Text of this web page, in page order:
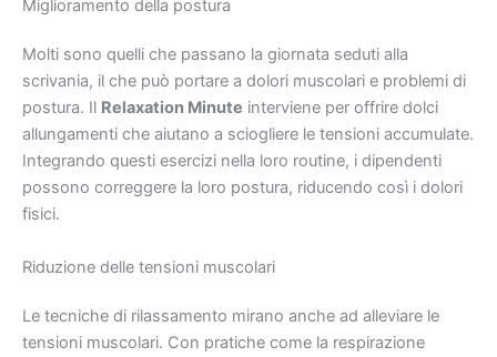
Miglioramento della postura
Molti sono quelli che passano la giornata seduti alla
scrivania, il che può portare a dolori muscolari e problemi di
postura. Il Relaxation Minute interviene per offrire dolci
allungamenti che aiutano a sciogliere le tensioni accumulate.
Integrando questi esercizi nella loro routine, i dipendenti
possono correggere la loro postura, riducendo così i dolori
fisici.
Riduzione delle tensioni muscolari
Le tecniche di rilassamento mirano anche ad alleviare le
tensioni muscolari. Con pratiche come la respirazione